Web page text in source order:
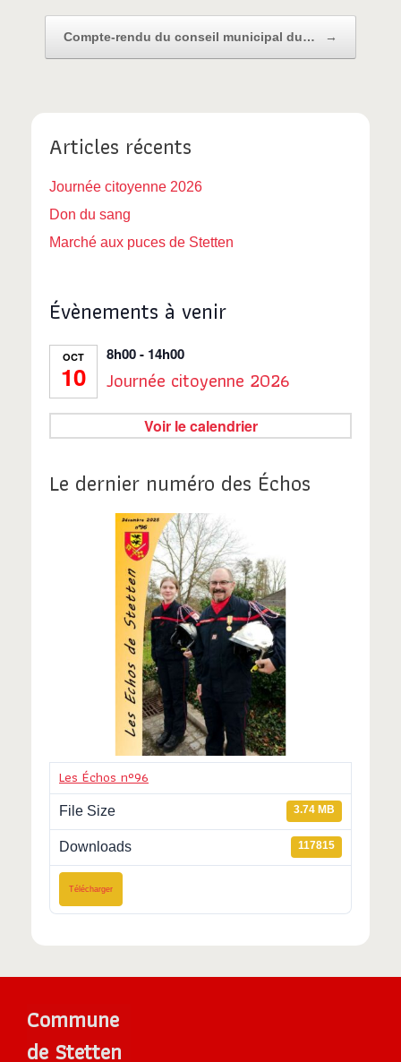
Compte-rendu du conseil municipal du… →
Articles récents
Journée citoyenne 2026
Don du sang
Marché aux puces de Stetten
Évènements à venir
OCT
10
8h00- 14h00
Journée citoyenne 2026
Voir le calendrier
Le dernier numéro des Échos
Les Échos n°96
File Size 3.74 MB
Downloads 117815
Télécharger
Commune
de Stetten